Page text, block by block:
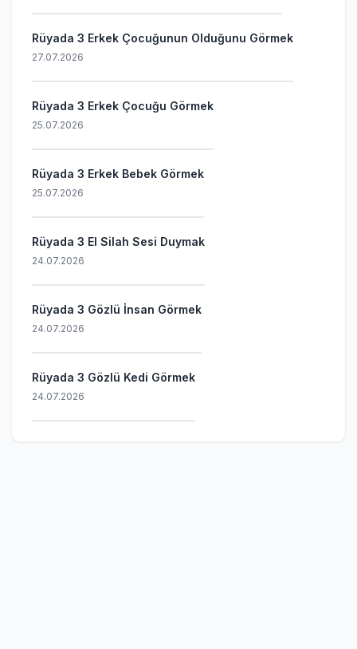
Rüyada 3 Erkek Çocuğunun Olduğunu Görmek
27.07.2026
Rüyada 3 Erkek Çocuğu Görmek
25.07.2026
Rüyada 3 Erkek Bebek Görmek
25.07.2026
Rüyada 3 El Silah Sesi Duymak
24.07.2026
Rüyada 3 Gözlü İnsan Görmek
24.07.2026
Rüyada 3 Gözlü Kedi Görmek
24.07.2026